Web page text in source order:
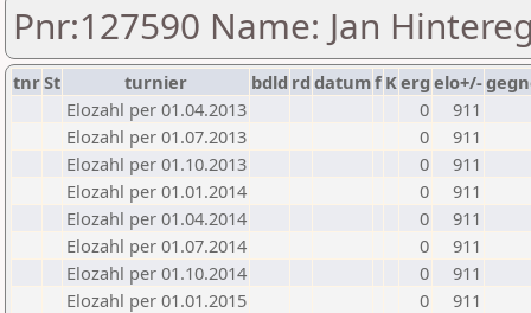
Pnr:127590 Name: Jan
tnrSt turnier bdld rd datumf Kerg elo+/-
Elozahl per 01.04.2013
0
911
Elozahl per 01.07.2013
0
911
Elozahl per 01.10.2013
0
911
Elozahl per 01.01.2014
0
911
Elozahl per 01.04.2014
0
911
Elozahl per 01.07.2014
0
911
Elozahl per 01.10.2014
0
911
Elozahl per 01.01.2015
0
911